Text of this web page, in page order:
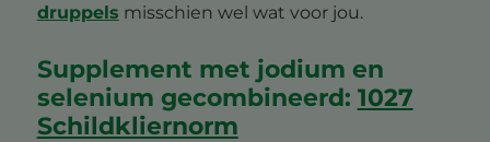
druppels misschien wel wat voor jou.
Supplement met jodium en
selenium gecombineerd: 1027
Schildkliernorm